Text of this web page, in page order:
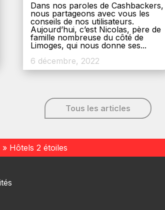
Dans nos paroles de Cashbackers,
nous partageons avec vous les
conseils de nos utilisateurs.
Aujourd’hui, c’est Nicolas, père de
famille nombreuse du côté de
Limoges, qui nous donne ses...
6 décembre, 2022
Tous les articles
» Hôtels 2 étoiles